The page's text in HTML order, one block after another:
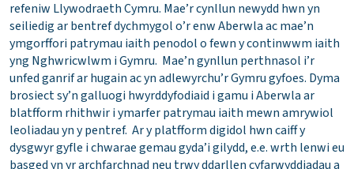
refeniw Llywodraeth Cymru. Mae’r cynllun newydd hwn yn
seiliedig ar bentref dychmygol o’r enw Aberwla ac mae’n
ymgorffori patrymau iaith penodol o fewn y continwwm iaith
yng Nghwricwlwm i Gymru. Mae’n gynllun perthnasol i’r
unfed ganrif ar hugain ac yn adlewyrchu’r Gymru gyfoes. Dyma
brosiect sy’n galluogi hwyrddyfodiaid i gamu i Aberwla ar
blatfform rhithwir i ymarfer patrymau iaith mewn amrywiol
leoliadau yn y pentref. Ar y platfform digidol hwn caiff y
dysgwyr gyfle i chwarae gemau gyda’i gilydd, e.e. wrth lenwi eu
basged yn yr archfarchnad neu trwy ddarllen cyfarwyddiadau a